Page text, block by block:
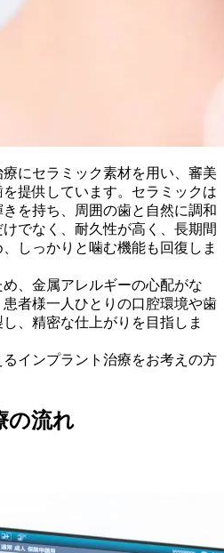
にセラミック素材を用い、審美
提供しています。セラミックは
を持ち、周囲の歯と自然に調和
でなく、耐久性が高く、長期間
しっかりと噛む機能も回復しま
、金属アレルギーの心配がな
者様一人ひとりの口腔環境や歯
、精密な仕上がりを目指しま
インプラント治療をお考えの方
の流れ